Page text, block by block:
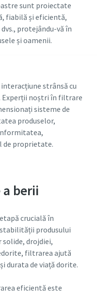
sunt proiectate
fiabilă și eficientă,
protejându-vă în
și oamenii.
interacțiune strânsă cu
Experții noștri în filtrare
sisteme de
produselor,
proprietate.
berii
crucială în
produsului
drojdiei,
filtrarea ajută
durata de viață dorite.
eficientă este